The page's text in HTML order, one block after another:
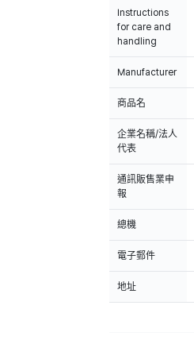
Instructions
for care and
handling
Manufacturer
商品名
企業名稱/法人
代表
通訊販售業申
報
總機
電子郵件
地址